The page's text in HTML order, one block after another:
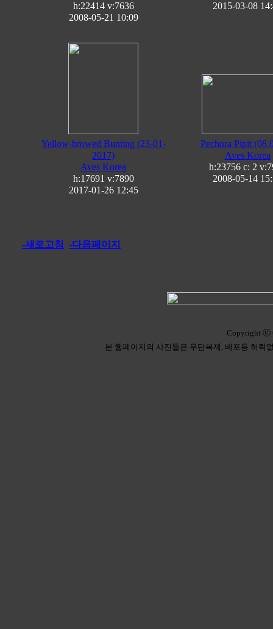
h:22414 v:7636
2008-05-21 10:09
2015-03-08
Yellow-browed Bunting (23-01-
2017)
Aves Korea
h:17691 v:7890
2017-01-26 12:45
Pechora Pipit
Aves Korea
h:23756 c: 2
2008-05-14
-새로고침 -다음페이지
Copyright ⓒ
본 웹페이지의 사진들은 무단복제, 배포등 허락